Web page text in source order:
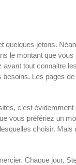
jetons.
le montant que
tout connaitre
Les pages
c’est
vous préfériez un
choisir.
Chaque jour,